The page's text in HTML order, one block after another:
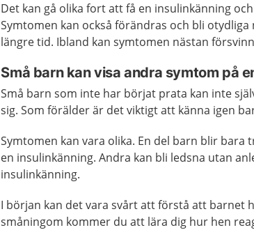
Det kan gå olika fort att få en insulinkänning
Symtomen kan också förändras och bli
längre tid. Ibland kan symtomen nästan
Små barn kan visa andra symtom på
Små barn som inte har börjat prata kan inte
sig. Som förälder är det viktigt att känna igen
Symtomen kan vara olika. En del barn blir bara
en insulinkänning. Andra kan bli ledsna utan
insulinkänning.
I början kan det vara svårt att förstå att barnet
småningom kommer du att lära dig hur hen